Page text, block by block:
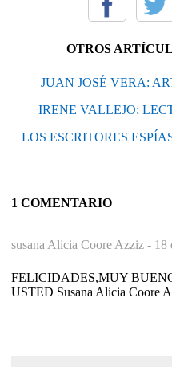
OTROS
JUAN JOSÉ VERA:
IRENE VALLEJO:
LOS ESCRITORES
1 COMENTARIO
susana Alicia Coore Azziz - 18
FELICIDADES,MUY
USTED Susana Alicia Coore